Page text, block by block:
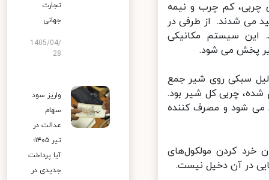
کم چرب و نیمه
چربی کامل یعنی همان حدود ۳درصد تولید می شدند. از طرفی در
این سیستم مکانیکی
پخش می شود.
سبکی روی شیر جمع
چربی کل شیر بود.
شود و مصرف کننده
کردن مولکول‌های
در آن دخیل نیست.
تجارت
جهانی
1405/04/
28
واریز سود
سهام
عدالت در
تیر ۱۴۰۵؛
آیا پرداخت
جدیدی در